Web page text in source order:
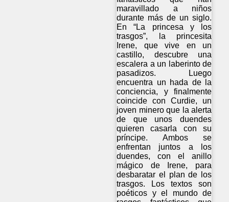
maravillado a niños
durante más de un siglo.
En “La princesa y los
trasgos”, la princesita
Irene, que vive en un
castillo, descubre una
escalera a un laberinto de
pasadizos. Luego
encuentra un hada de la
conciencia, y finalmente
coincide con Curdie, un
joven minero que la alerta
de que unos duendes
quieren casarla con su
príncipe. Ambos se
enfrentan juntos a los
duendes, con el anillo
mágico de Irene, para
desbaratar el plan de los
trasgos. Los textos son
poéticos y el mundo de